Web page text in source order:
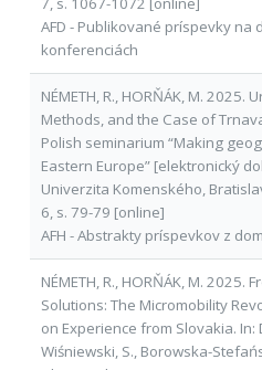
AFD - Publikované príspevky na
konferenciách
NÉMETH, R., HORŇÁK, M.
Methods, and the Case of
Polish seminarium “Making
Eastern Europe” [elektronický
Univerzita Komenského,
6, s. 79-79 [online]
AFH - Abstrakty príspevkov z
NÉMETH, R., HORŇÁK, M. 2025.
Solutions: The Micromobility
on Experience from Slovakia. In:
Wiśniewski, S., Borowska-